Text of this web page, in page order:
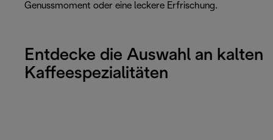
Genussmoment oder eine leckere Erfrischung.
Entdecke die Auswahl an kalten
Kaffeespezialitäten